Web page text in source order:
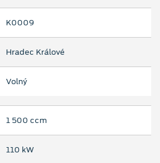
K0009
Hradec Králové
Volný
1 500 ccm
110 kW